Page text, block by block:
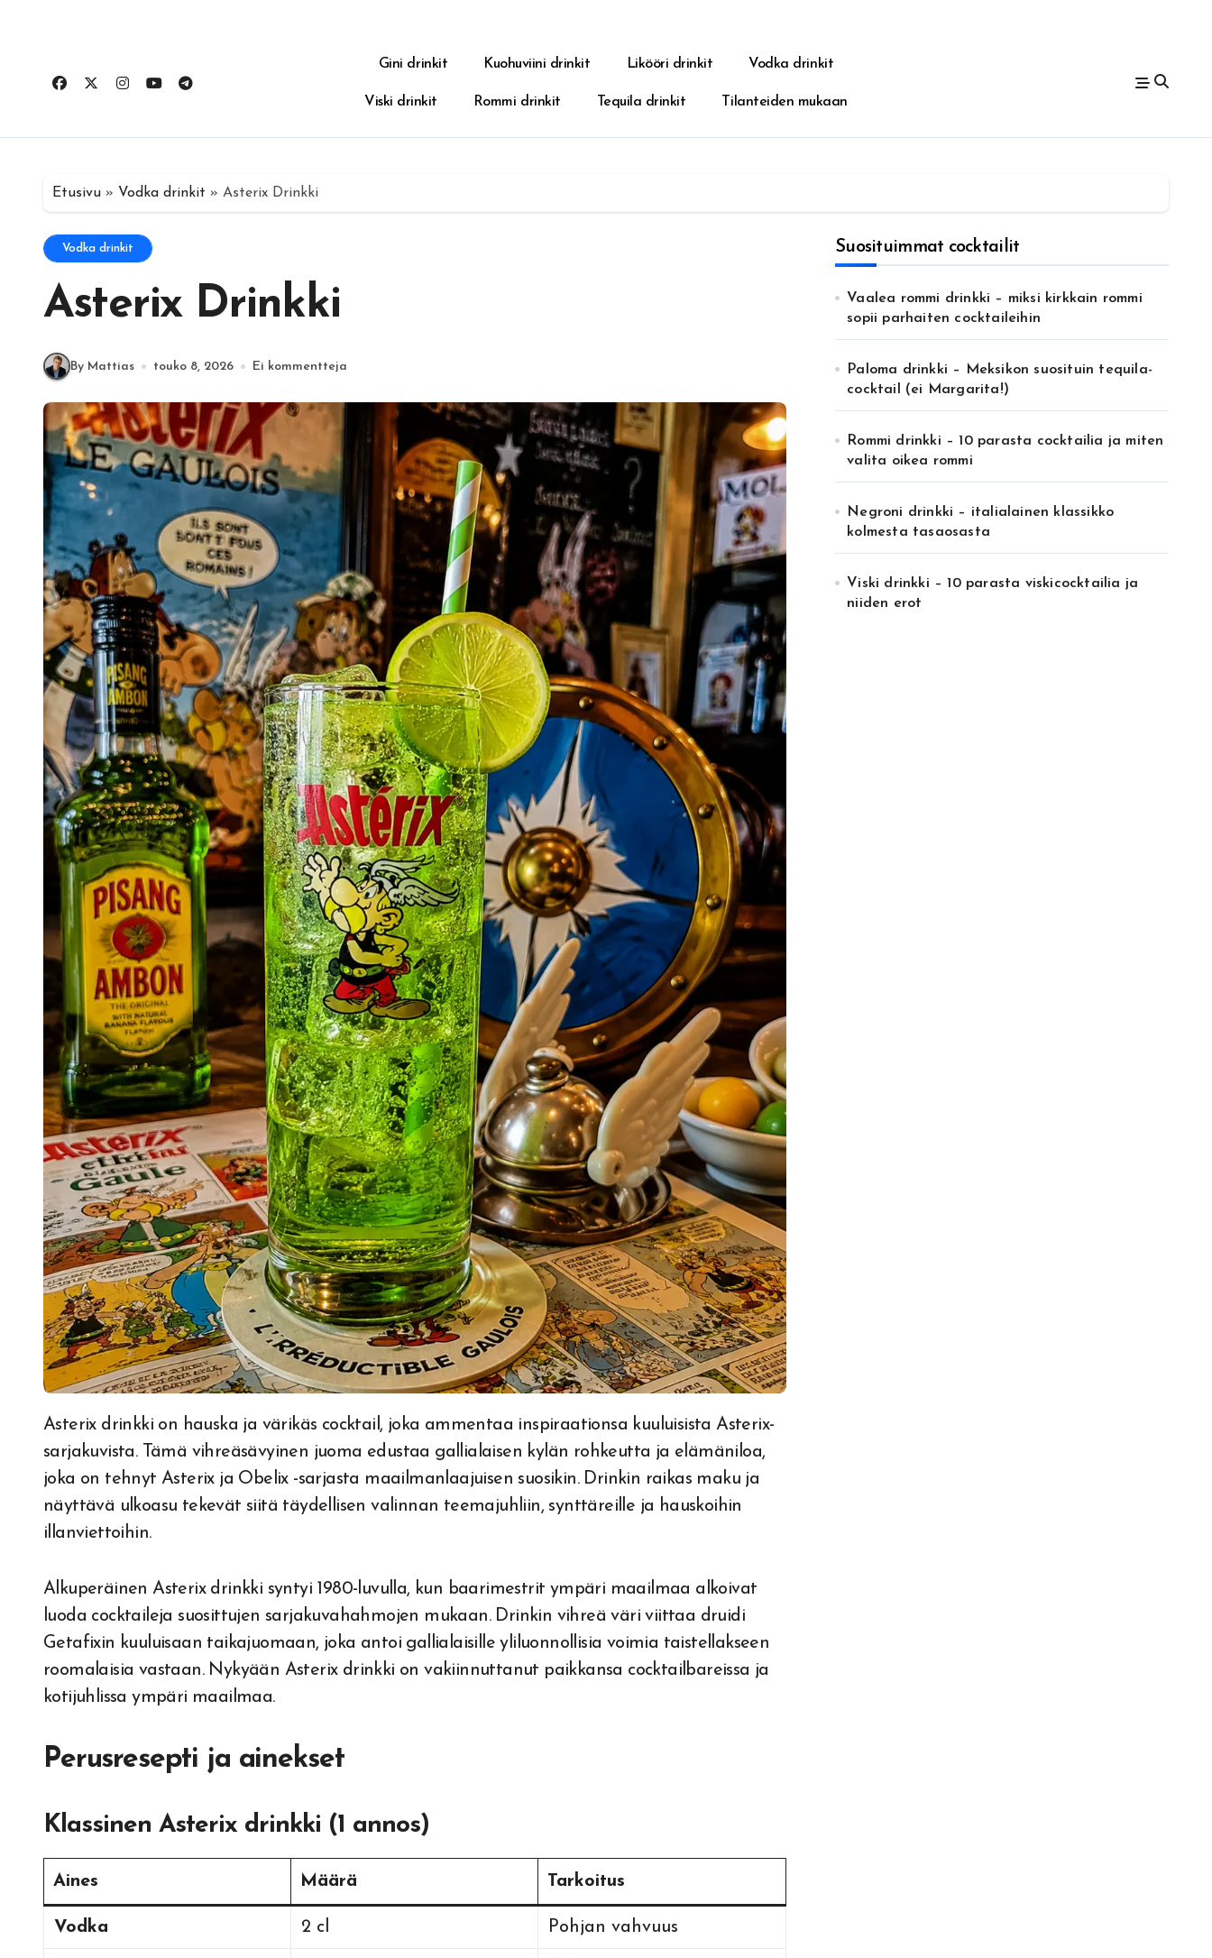
Gini drinkit Kuohuviini drinkit Likööri drinkit Vodka drinkit
Viski drinkit Rommi drinkit Tequila drinkit Tilanteiden mukaan
Etusivu » Vodka drinkit » Asterix Drinkki
Vodka drinkit
Asterix Drinkki
By Mattias touko 8, 2026 Ei kommentteja
Asterix drinkki on hauska ja värikäs cocktail, joka ammentaa inspiraationsa kuuluisista Asterix-
sarjakuvista. Tämä vihreäsävyinen juoma edustaa gallialaisen kylän rohkeutta ja elämäniloa,
joka on tehnyt Asterix ja Obelix -sarjasta maailmanlaajuisen suosikin. Drinkin raikas maku ja
näyttävä ulkoasu tekevät siitä täydellisen valinnan teemajuhliin, synttäreille ja hauskoihin
illanviettoihin.
Alkuperäinen Asterix drinkki syntyi 1980-luvulla, kun baarimestrit ympäri maailmaa alkoivat
luoda cocktaileja suosittujen sarjakuvahahmojen mukaan. Drinkin vihreä väri viittaa druidi
Getafixin kuuluisaan taikajuomaan, joka antoi gallialaisille yliluonnollisia voimia taistellakseen
roomalaisia vastaan. Nykyään Asterix drinkki on vakiinnuttanut paikkansa cocktailbareissa ja
kotijuhlissa ympäri maailmaa.
Perusresepti ja ainekset
Klassinen Asterix drinkki (1 annos)
Aines Määrä Tarkoitus
Vodka 2 cl Pohjan vahvuus
Suosituimmat cocktailit
Vaalea rommi drinkki – miksi kirkkain rommi
sopii parhaiten cocktaileihin
Paloma drinkki – Meksikon suosituin tequila-
cocktail (ei Margarita!)
Rommi drinkki – 10 parasta cocktailia ja miten
valita oikea rommi
Negroni drinkki – italialainen klassikko
kolmesta tasaosasta
Viski drinkki – 10 parasta viskicocktailia ja
niiden erot